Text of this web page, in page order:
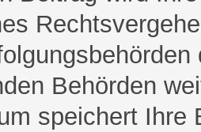
Behörden
speichert Ihre